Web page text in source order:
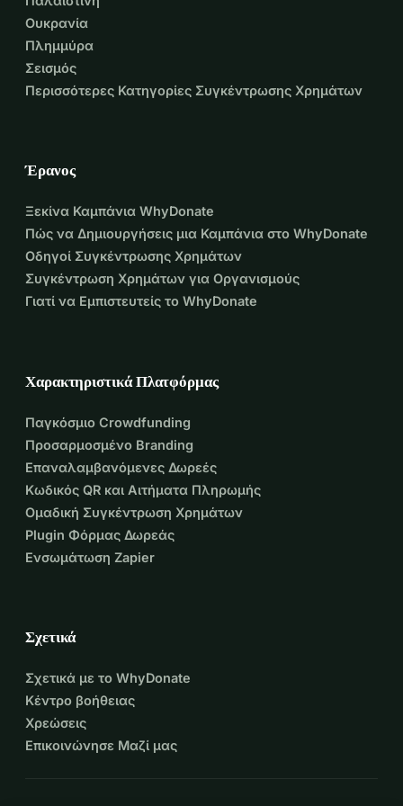
Ουκρανία
Πλημμύρα
Σεισμός
Περισσότερες Κατηγορίες Συγκέντρωσης Χρημάτων
Έρανος
Ξεκίνα Καμπάνια WhyDonate
Πώς να Δημιουργήσεις μια Καμπάνια στο WhyDonate
Οδηγοί Συγκέντρωσης Χρημάτων
Συγκέντρωση Χρημάτων για Οργανισμούς
Γιατί να Εμπιστευτείς το WhyDonate
Χαρακτηριστικά Πλατφόρμας
Παγκόσμιο Crowdfunding
Προσαρμοσμένο Branding
Επαναλαμβανόμενες Δωρεές
Κωδικός QR και Αιτήματα Πληρωμής
Ομαδική Συγκέντρωση Χρημάτων
Plugin Φόρμας Δωρεάς
Ενσωμάτωση Zapier
Σχετικά
Σχετικά με το WhyDonate
Κέντρο βοήθειας
Χρεώσεις
Επικοινώνησε Μαζί μας